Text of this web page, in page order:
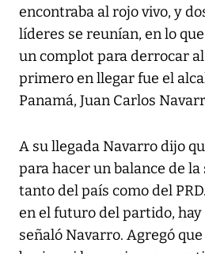
encontraba al rojo vivo, y
líderes se reunían, en lo
un complot para derrocar
primero en llegar fue el
Panamá, Juan Carlos
A su llegada Navarro dijo
para hacer un balance de
tanto del país como del
en el futuro del partido, hay
señaló Navarro. Agregó